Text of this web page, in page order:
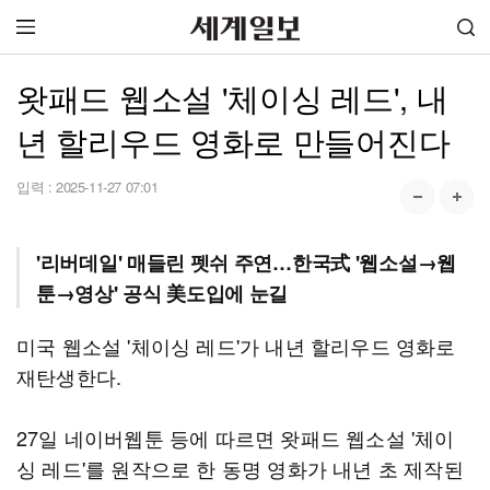
왓패드 웹소설 '체이싱 레드', 내
년 할리우드 영화로 만들어진다
입력 : 2025-11-27 07:01
'리버데일' 매들린 펫쉬 주연…한국式 '웹소설→웹
툰→영상' 공식 美도입에 눈길
미국 웹소설 '체이싱 레드'가 내년 할리우드 영화로
재탄생한다.
27일 네이버웹툰 등에 따르면 왓패드 웹소설 '체이
싱 레드'를 원작으로 한 동명 영화가 내년 초 제작된